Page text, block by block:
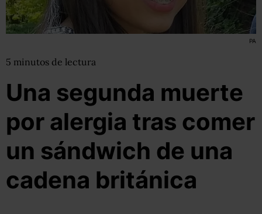
PA
5 minutos de lectura
Una segunda muerte
por alergia tras comer
un sándwich de una
cadena británica